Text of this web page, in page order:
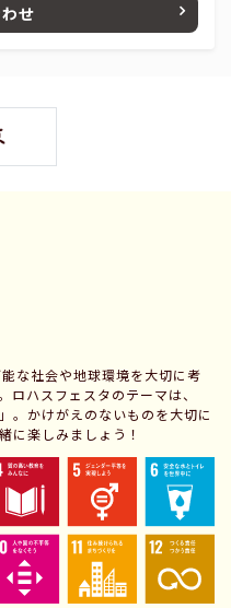
せ
な社会や地球環境を大切に考
ロハスフェスタのテーマは、
。かけがえのないものを大切に
に楽しみましょう！